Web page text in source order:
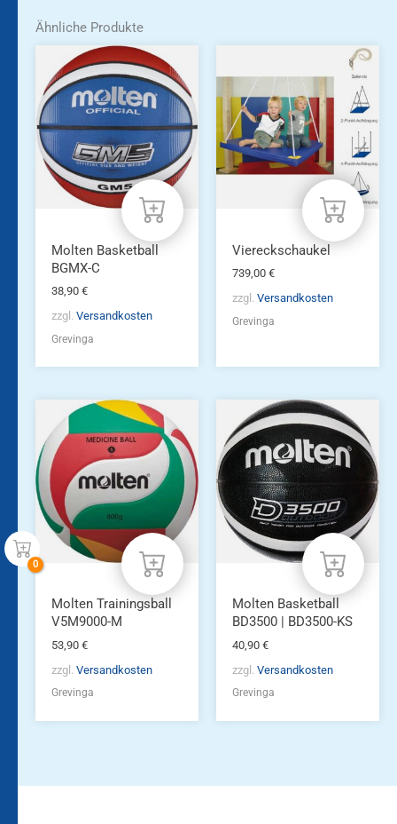
Ähnliche Produkte
Molten Basketball
BGMX-C
38,90 €
zzgl. Versandkosten
Grevinga
Viereckschaukel
739,00 €
zzgl. Versandkosten
Grevinga
Molten Trainingsball
V5M9000-M
53,90 €
zzgl. Versandkosten
Grevinga
Molten Basketball
BD3500 | BD3500-KS
40,90 €
zzgl. Versandkosten
Grevinga